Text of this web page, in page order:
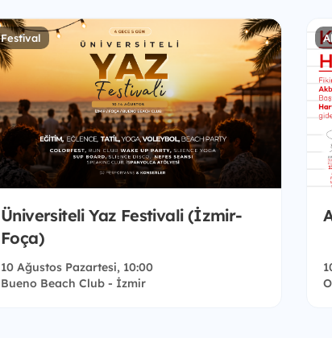
Festival
Üniversiteli Yaz Festivali (İzmir-
Foça)
10 Ağustos Pazartesi, 10:00
Bueno Beach Club - İzmir